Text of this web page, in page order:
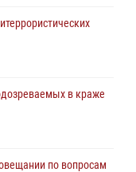
в краже
по вопросам